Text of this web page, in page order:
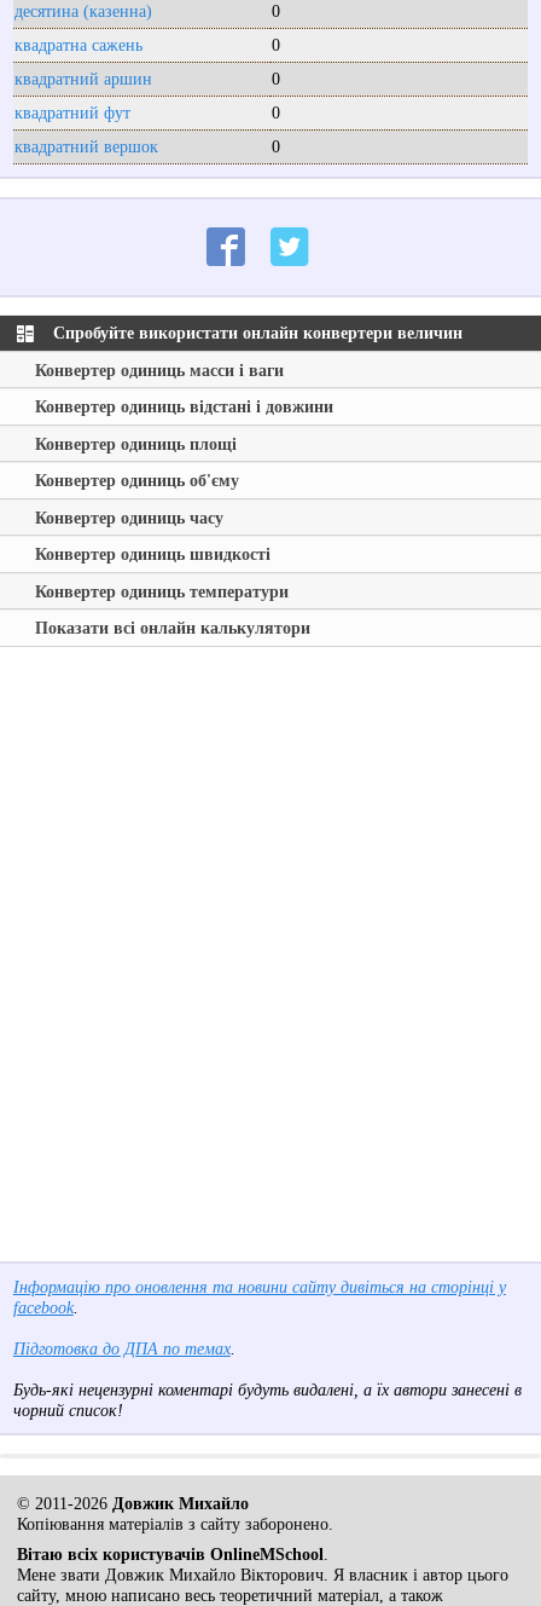
десятина (казенна)
0
квадратна сажень
0
квадратний аршин
0
квадратний фут
0
квадратний вершок
0
Спробуйте використати онлайн конвертери величин
Конвертер одиниць масси і ваги
Конвертер одиниць відстані і довжини
Конвертер одиниць площі
Конвертер одиниць об'єму
Конвертер одиниць часу
Конвертер одиниць швидкості
Конвертер одиниць температури
Показати всі онлайн калькулятори
Інформацію про оновлення та новини сайту дивіться на сторінці у
facebook.
Підготовка до ДПА по темах.
Будь-які нецензурні коментарі будуть видалені, а їх автори занесені в
чорний список!
© 2011-2026 Довжик Михайло
Копіювання матеріалів з сайту заборонено.
Вітаю всіх користувачів OnlineMSchool
Мене звати Довжик Михайло Вікторович. Я власник і автор цього
сайту, мною написано весь теоретичний матеріал, а також